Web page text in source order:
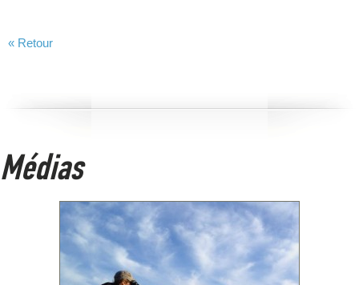
« Retour
Médias